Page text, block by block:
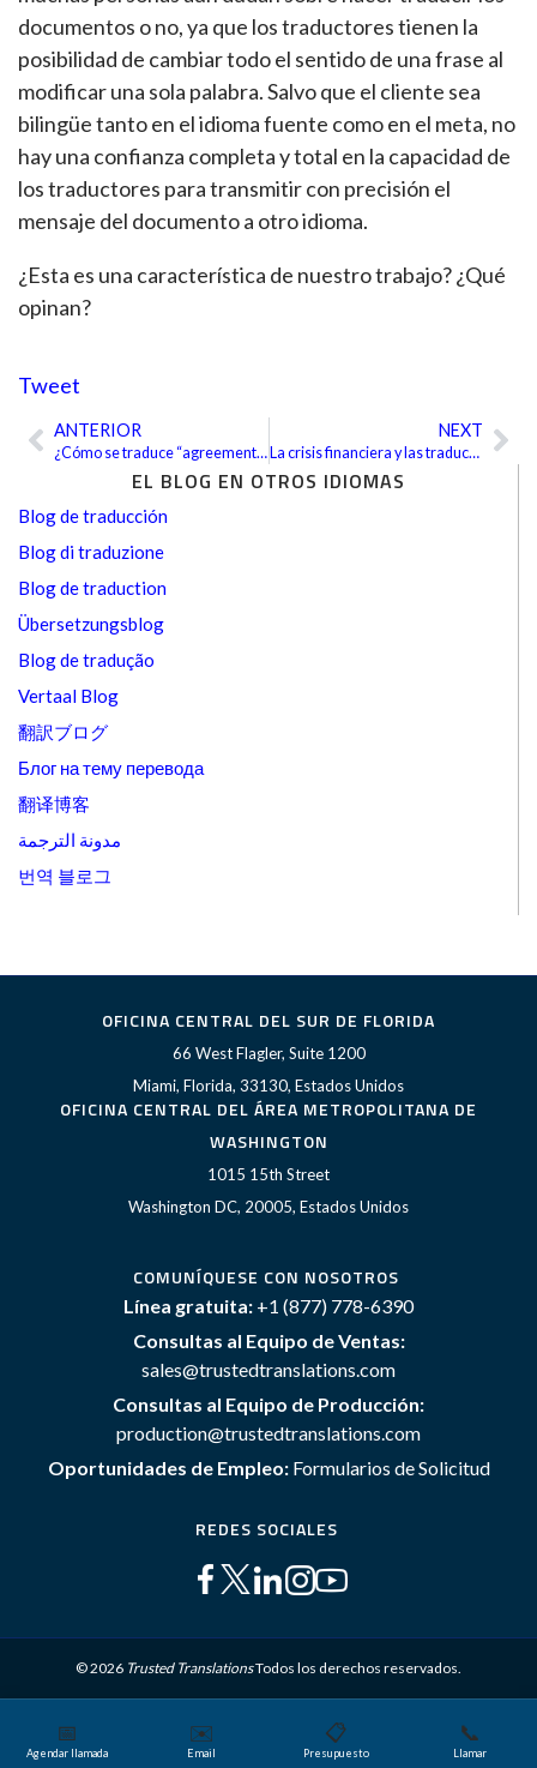
EL BLOG EN OTROS IDIOMAS
Blog de traducción
Blog di traduzione
Blog de traduction
Übersetzungsblog
Blog de tradução
Vertaal Blog
翻訳ブログ
Блог на тему перевода
翻译博客
مدونة الترجمة
번역 블로그
documentos o no, ya que los traductores tienen la
posibilidad de cambiar todo el sentido de una frase al
modificar una sola palabra. Salvo que el cliente sea
bilingüe tanto en el idioma fuente como en el meta, no
hay una confianza completa y total en la capacidad de
los traductores para transmitir con precisión el
mensaje del documento a otro idioma.
¿Esta es una característica de nuestro trabajo? ¿Qué
opinan?
Tweet
AntANTERIOR
¿Cómo se traduce “agreement” en un contexto legal?
NEXT
La crisis financiera y las traducciones
OFICINA CENTRAL DEL SUR DE FLORIDA
66 West Flagler, Suite 1200
Miami, Florida, 33130, Estados Unidos
OFICINA CENTRAL DEL ÁREA METROPOLITANA DE
WASHINGTON
1015 15th Street
Washington DC, 20005, Estados Unidos
COMUNÍQUESE CON NOSOTROS
Línea gratuita: +1 (877) 778-6390
Consultas al Equipo de Ventas:
sales@trustedtranslations.com
Consultas al Equipo de Producción:
production@trustedtranslations.com
Oportunidades de Empleo: Formularios de Solicitud
REDES SOCIALES
© 2026 Trusted TranslationsTodos los derechos reservados.
Mapa del sitio Términos y Condiciones Política de privacidad
📅
Agendar llamada
✉️
Email
📋
Presupuesto
📞
Llamar